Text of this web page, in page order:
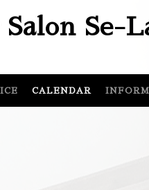
Se-
坂城町
CALENDAR